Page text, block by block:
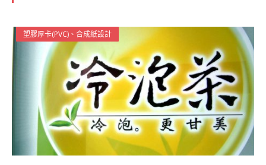
塑膠厚卡(PVC)、合成紙設計